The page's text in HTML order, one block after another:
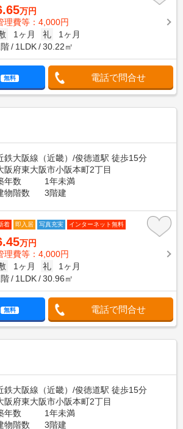
万円
理費等：4,000円
1ヶ月 礼
1ヶ月
1LDK 30.22㎡
無料 電話で問合せ
鉄大阪線（近畿）/俊徳道駅 徒歩15分
阪府東大阪市小阪本町2丁目
年数
1年未満
物階数
3階建
着 即入居 写真充実 インターネット無料
万円
理費等：4,000円
1ヶ月 礼
1ヶ月
1LDK 30.96㎡
無料 電話で問合せ
鉄大阪線（近畿）/俊徳道駅 徒歩15分
阪府東大阪市小阪本町2丁目
年数
1年未満
物階数
3階建